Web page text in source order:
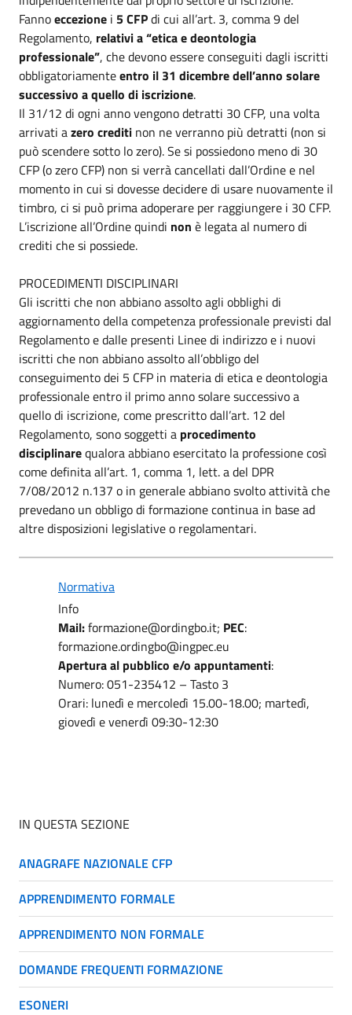
Fannoeccezione i 5 CFPdi cui all’art. 3, comma 9 del
Regolamento, relativi a “etica e deontologia
professionale”, che devono essere conseguiti dagli iscritti
obbligatoriamenteentro il 31 dicembre dell’anno solare
successivo a quello di iscrizione.
Il 31/12 di ogni anno vengono detratti 30 CFP, una volta
arrivati azero crediti non ne verranno più detratti (non si
può scendere sotto lo zero). Se si possiedono meno di 30
CFP (o zero CFP) non si verrà cancellati dall’Ordine e nel
momento in cui si dovesse decidere di usare nuovamente il
timbro, ci si può prima adoperare per raggiungere i 30 CFP.
L’iscrizione all’Ordine quindi non è legata al numero di
crediti che si possiede.
PROCEDIMENTI DISCIPLINARI
Gli iscritti che non abbiano assolto agli obblighi di
aggiornamento della competenza professionale previsti dal
Regolamento e dalle presenti Linee di indirizzo e i nuovi
iscritti che non abbiano assolto all’obbligo del
conseguimento dei 5 CFP in materia di etica e deontologia
professionale entro il primo anno solare successivo a
quello di iscrizione, come prescritto dall’art. 12 del
Regolamento, sono soggetti a procedimento
disciplinarequalora abbiano esercitato la professione così
come definita all’art. 1, comma 1, lett. a del DPR
7/08/2012 n.137 o in generale abbiano svolto attività che
preve­dano un obbligo di formazione continua in base ad
altre disposizioni legislative o regolamentari.
Normativa
Info
Mail:formazione@ordingbo.it; PEC:
formazione.ordingbo@ingpec.eu
Apertura al pubblico e/o appuntamenti:
Numero: 051-235412 – Tasto 3
Orari: lunedì e mercoledì 15.00-18.00; martedì,
giovedì e venerdì 09:30-12:30
IN QUESTA SEZIONE
ANAGRAFE NAZIONALE CFP
APPRENDIMENTO FORMALE
APPRENDIMENTO NON FORMALE
DOMANDE FREQUENTI FORMAZIONE
ESONERI